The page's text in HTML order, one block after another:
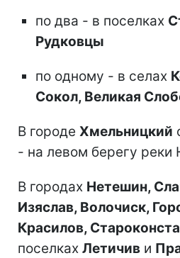
по два - в поселках
Рудковцы
по одному - в селах
Сокол, Великая
В городе Хмельницкий
- на левом берегу
В городах Нетешин,
Изяслав, Волочиск,
Красилов,
поселках Летичив и